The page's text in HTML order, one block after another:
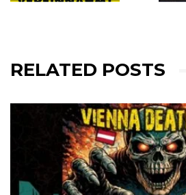
RELATED POSTS